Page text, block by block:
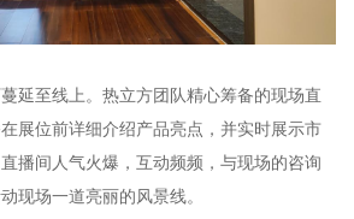
延至线上。热立方团队精心筹备的现场直
展位前详细介绍产品亮点，并实时展示市
播间人气火爆，互动频频，与现场的咨询
现场一道亮丽的风景线。